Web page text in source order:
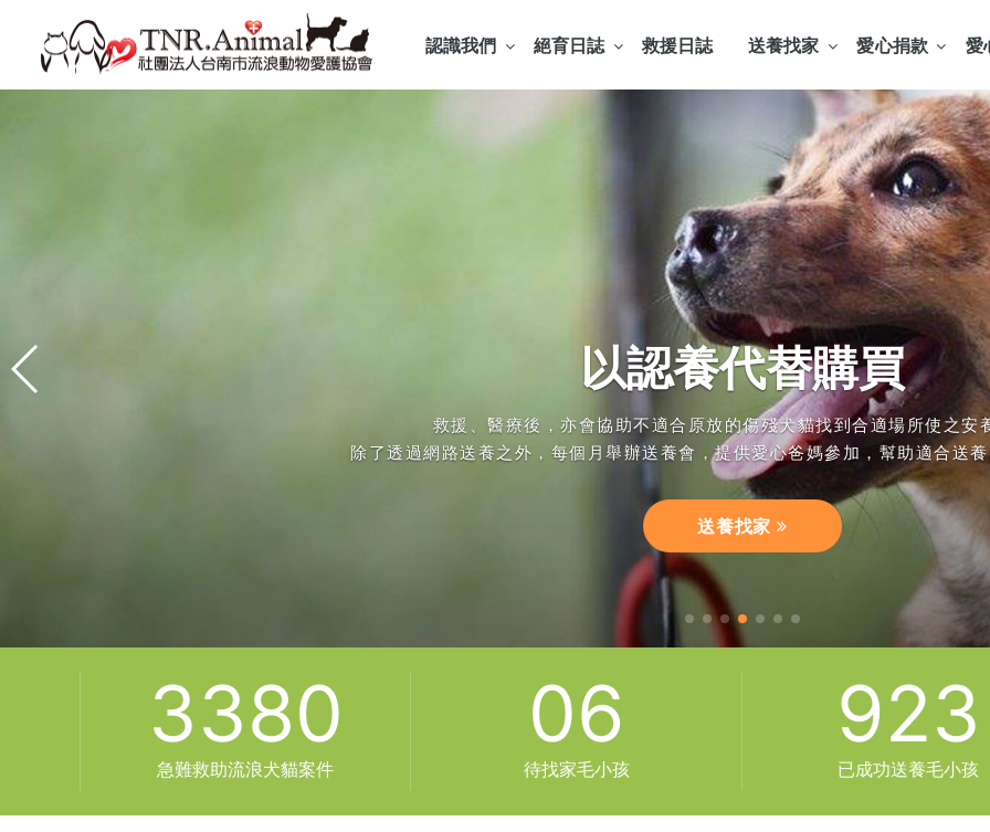
認識我們 絕育日誌 救援日誌 送養找家 愛心捐款 愛
歡迎與我們聯絡
凡通報(大台南)絕育工作事宜，以及流浪動物急難救助工作，請先與協會聯繫 (06-2211108或
聯絡我們
尊重流浪動物生命
協會於102年投入浪犬貓救援工作，在有限人力與能力範圍中，進行不分區浪犬貓救援工作
救援範圍從雲林以南至屏東恆春，至今已擴至全台。
認識我們
以絕育代替撲殺
我們相信在流浪動物保護工作中，只要能快速、有效率並大量替流浪動物絕育，
杜絕流浪動物繁衍，就可以有效降低政府捕捉（安樂）流浪動物的數量
絕育日誌
流浪犬貓救援工作
愛護協會「優先」受理通報人能夠協助助理人員一同進行工作執行之案件。
因每日受理案件量大，助理人員沒辦法在無人看守傷犬貓的狀況下進行地毯式搜尋。
救援日誌
以認養代替購買
救援、醫療後，亦會協助不適合原放的傷殘犬貓找到合適場所使之安
除了透過網路送養之外，每個月舉辦送養會，提供愛心爸媽參加，幫助適合送
送養找家
3380
急難救助流浪犬貓案件
06
待找家毛小孩
923
已成功送養毛小孩